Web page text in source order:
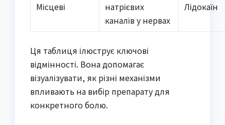
Місцеві
натрієвих
каналів у нервах
Лідокаїн
Ця таблиця ілюструє ключові
відмінності. Вона допомагає
візуалізувати, як різні механізми
впливають на вибір препарату для
конкретного болю.